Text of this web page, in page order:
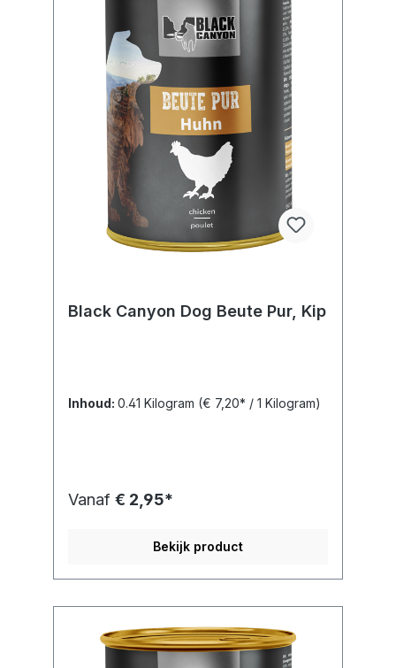
Black Canyon Dog Beute Pur, Kip
Inhoud: 0.41 Kilogram (€ 7,20* / 1 Kilogram)
Vanaf € 2,95*
Bekijk product